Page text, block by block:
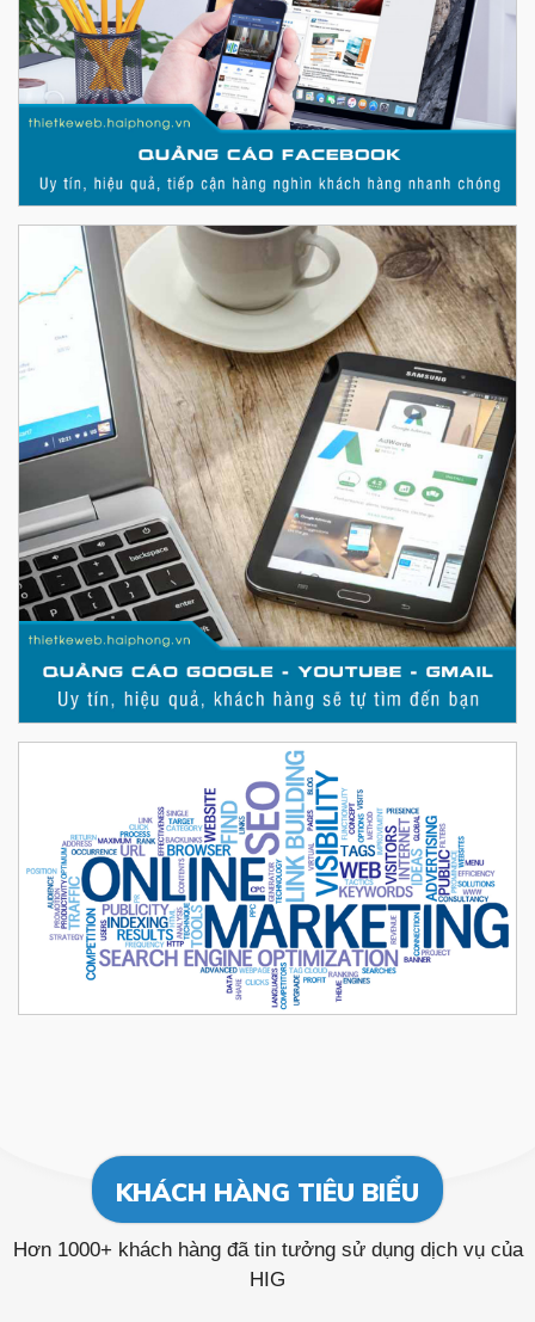
KHÁCH HÀNG TIÊU BIỂU
Hơn 1000+ khách hàng đã tin tưởng sử dụng dịch vụ của
HIG